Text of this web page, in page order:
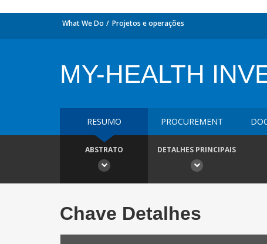
What We Do Projetos e operações
MY-HEALTH
RESUMO PROCUREMENT
ABSTRATO DETALHES PRINCIPAIS
Chave Detalhes